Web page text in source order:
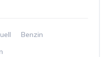
Benzin